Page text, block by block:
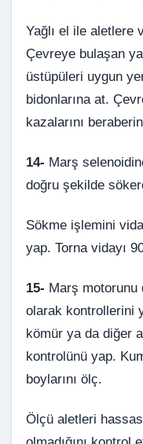
Yağlı el ile aletlere
Çevreye bulaşan
üstüpüleri uygun
bidonlarına at.
kazalarını
14- Marş
doğru şekilde
Sökme işlemini
yap. Torna vidayı
15- Marş motorunu
olarak kontrollerini
kömür ya da diğer
kontrolünü yap.
boylarını ölç.
Ölçü aletleri